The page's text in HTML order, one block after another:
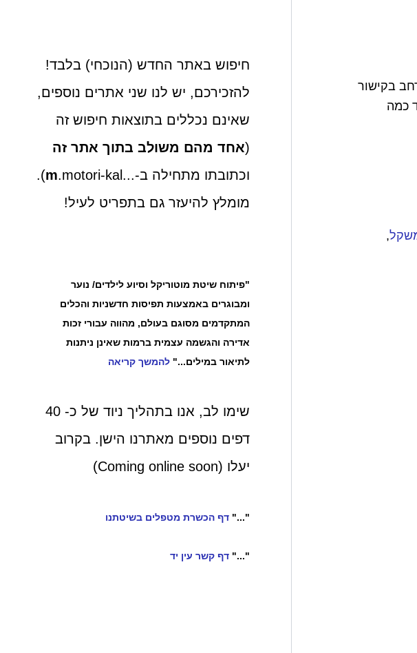
בקישור
כמה
,
חיפוש באתר החדש (הנוכחי) בלבד!
להזכירכם, יש לנו שני אתרים נוספים,
שאינם נכללים בתוצאות חיפוש זה
(אחד מהם משולב בתוך אתר זה
וכתובתו מתחילה ב-...
m
.motori-kal).
מומלץ להיעזר גם בתפריט לעיל!
"פיתוח שיטת מוטוריקל וסיוע לילדים/ נוער
ומבוגרים באמצעות תפיסות חדשניות והכלים
המתקדמים מסוגם בעולם, מהווה עבורי זכות
אדירה והגשמה עצמית ברמות שאינן ניתנות
לתיאור במילים..." להמשך קריאה
שימו לב, אנו בתהליך ניוד של כ- 40
דפים נוספים מאתרנו הישן. בקרוב
יעלו (Coming online soon)
"..." דף הכשרת מטפלים בשיטתנו
"..." דף קשר עין יד